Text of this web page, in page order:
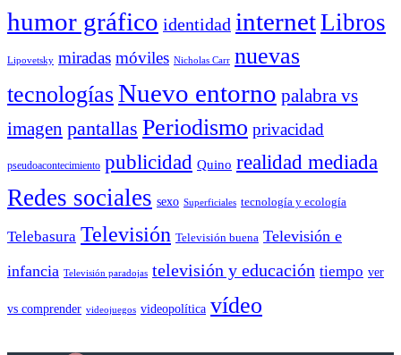
humor gráfico identidad internetLibros
Lipovetsky miradas móviles Nicholas Carr nuevas
tecnologíasNuevo entorno palabra vs
imagen pantallas Periodismo privacidad
pseudoacontecimiento publicidad Quino realidad mediada
Redes sociales sexo Superficiales tecnología y ecología
Telebasura Televisión Televisión buena Televisión e
infancia Televisión paradojas televisión y educación tiempo ver
vs comprender videojuegos videopolítica vídeo